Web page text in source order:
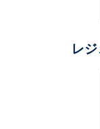
レ